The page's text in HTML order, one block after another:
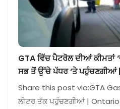
GTA ਵਿੱਚ ਪੈਟਰੋਲ ਦੀਆਂ ਕੀਮਤਾਂ
ਸਭ ਤੋਂ ਉੱਚੇ ਪੱਧਰ ‘ਤੇ ਪਹੁੰਚਣਗੀਆਂ |
Share this post via:GTA
ਲੀਟਰ ਤੱਕ ਪਹੁੰਚਣਗੀਆਂ | Ontario